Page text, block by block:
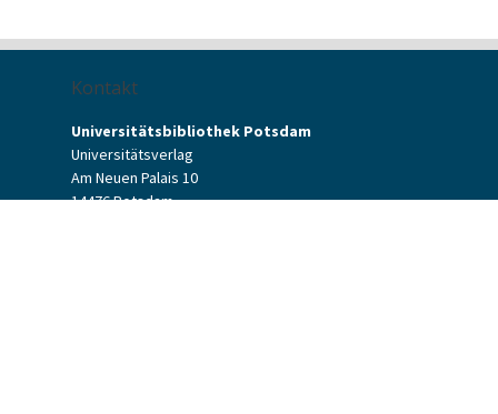
Kontakt
Universitätsbibliothek Potsdam
Universitätsverlag
Am Neuen Palais 10
14476 Potsdam